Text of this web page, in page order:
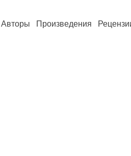
Авторы Произведения